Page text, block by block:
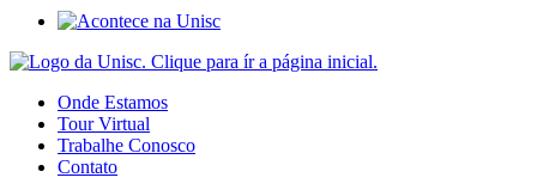
Onde Estamos
Tour Virtual
Trabalhe Conosco
Contato